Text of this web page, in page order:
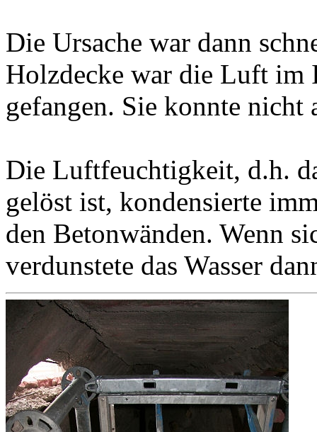
Die Ursache war dann
Holzdecke war die Luft im
gefangen. Sie konnte
Die Luftfeuchtigkeit, d.h.
gelöst ist, kondensierte
den Betonwänden. Wenn
verdunstete das Wasser